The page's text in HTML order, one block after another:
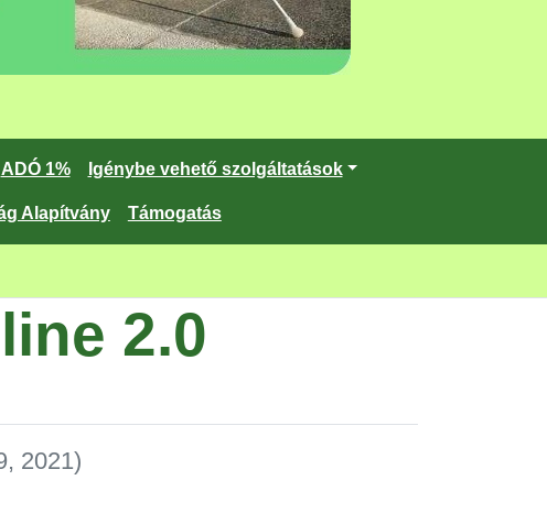
ADÓ 1% Igénybe vehető szolgáltatások
Alapítvány Támogatás
2.0
2021)